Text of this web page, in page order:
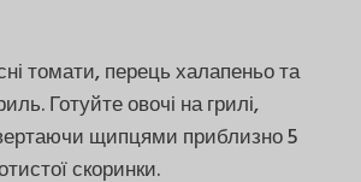
томати, перець халапеньо та
Готуйте овочі на грилі,
щипцями приблизно 5
скоринки.